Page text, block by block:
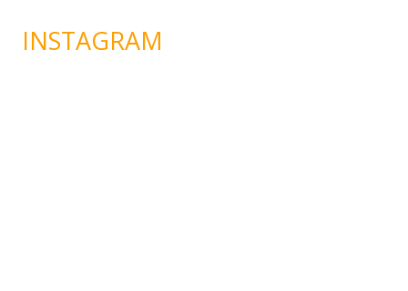
oINSTAGRAM